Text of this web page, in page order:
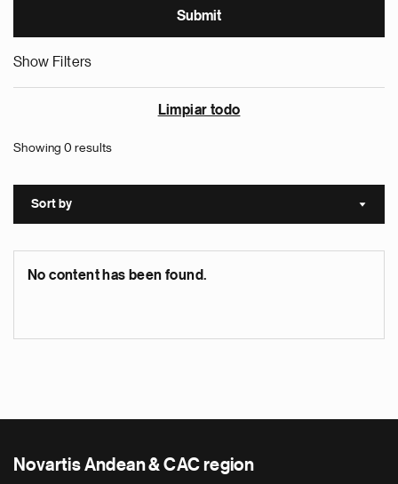
Show Filters
Limpiar todo
Showing 0 results
Sort by Sort
No content has been found.
Novartis Andean & CAC region